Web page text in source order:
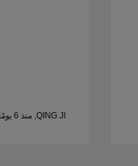
QING JI, منذ 6 يومًا